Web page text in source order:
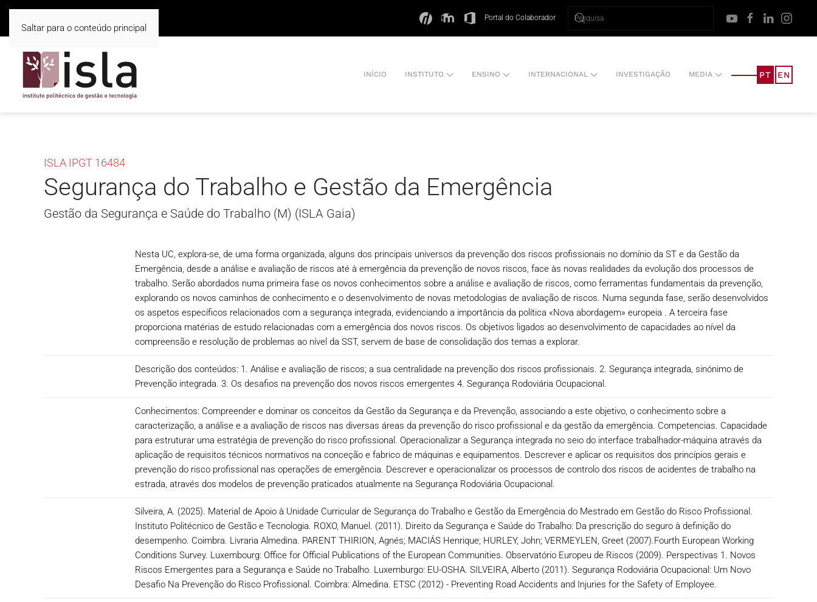
Saltar para o conteúdo principal
Portal do Colaborador
INÍCIO INSTITUTO ENSINO INTERNACIONAL INVESTIGAÇÃO MEDIA PT EN
ISLA IPGT 16484
Segurança do Trabalho e Gestão da Emergência
Gestão da Segurança e Saúde do Trabalho (M) (ISLA Gaia)
Nesta UC, explora-se, de uma forma organizada, alguns dos principais universos da prevenção dos riscos profissionais no domínio da ST e da Gestão da
Emergência, desde a análise e avaliação de riscos até à emergência da prevenção de novos riscos, face às novas realidades da evolução dos processos de
trabalho. Serão abordados numa primeira fase os novos conhecimentos sobre a análise e avaliação de riscos, como ferramentas fundamentais da prevenção,
explorando os novos caminhos de conhecimento e o desenvolvimento de novas metodologias de avaliação de riscos. Numa segunda fase, serão desenvolvidos
os aspetos específicos relacionados com a segurança integrada, evidenciando a importância da política «Nova abordagem» europeia . A terceira fase
proporciona matérias de estudo relacionadas com a emergência dos novos riscos. Os objetivos ligados ao desenvolvimento de capacidades ao nível da
compreensão e resolução de problemas ao nível da SST, servem de base de consolidação dos temas a explorar.
Descrição dos conteúdos: 1. Análise e avaliação de riscos; a sua centralidade na prevenção dos riscos profissionais. 2. Segurança integrada, sinónimo de
Prevenção integrada. 3. Os desafios na prevenção dos novos riscos emergentes 4. Segurança Rodoviária Ocupacional.
Conhecimentos: Compreender e dominar os conceitos da Gestão da Segurança e da Prevenção, associando a este objetivo, o conhecimento sobre a
caracterização, a análise e a avaliação de riscos nas diversas áreas da prevenção do risco profissional e da gestão da emergência. Competencias. Capacidade
para estruturar uma estratégia de prevenção do risco profissional. Operacionalizar a Segurança integrada no seio do interface trabalhador-máquina através da
aplicação de requisitos técnicos normativos na conceção e fabrico de máquinas e equipamentos. Descrever e aplicar os requisitos dos princípios gerais e
prevenção do risco profissional nas operações de emergência. Descrever e operacionalizar os processos de controlo dos riscos de acidentes de trabalho na
estrada, através dos modelos de prevenção praticados atualmente na Segurança Rodoviária Ocupacional.
Silveira, A. (2025). Material de Apoio à Unidade Curricular de Segurança do Trabalho e Gestão da Emergência do Mestrado em Gestão do Risco Profissional.
Instituto Politécnico de Gestão e Tecnologia. ROXO, Manuel. (2011). Direito da Segurança e Saúde do Trabalho: Da prescrição do seguro à definição do
desempenho. Coimbra. Livraria Almedina. PARENT THIRION, Agnés; MACIÁS Henrique; HURLEY, John; VERMEYLEN, Greet (2007).Fourth European Working
Conditions Survey. Luxembourg: Office for Official Publications of the European Communities. Observatório Europeu de Riscos (2009). Perspectivas 1. Novos
Riscos Emergentes para a Segurança e Saúde no Trabalho. Luxemburgo: EU-OSHA. SILVEIRA, Alberto (2011). Segurança Rodoviária Ocupacional: Um Novo
Desafio Na Prevenção do Risco Profissional. Coimbra: Almedina. ETSC (2012) - Preventing Road Accidents and Injuries for the Safety of Employee.